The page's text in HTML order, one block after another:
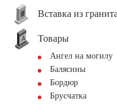
Вставка из гранита
Товары
Ангел на могилу
Балясины
Бордюр
Брусчатка